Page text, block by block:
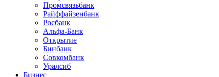
Промсвязьбанк
Райффайзенбанк
Росбанк
Альфа-Банк
Открытие
Бинбанк
Совкомбанк
Уралсиб
Бизнес